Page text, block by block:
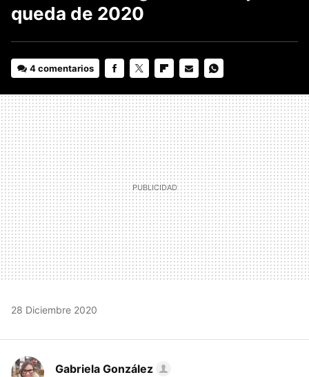
queda de 2020
4 comentarios
MAIL
28 Diciembre 2020
Gabriela González